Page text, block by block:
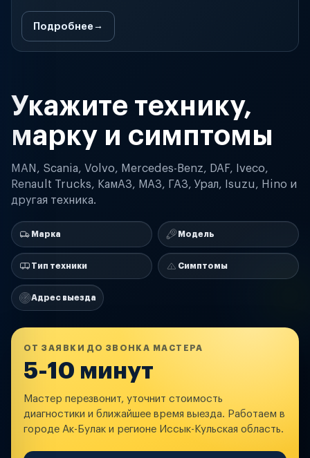
Подробнее
Укажите технику,
марку и симптомы
MAN, Scania, Volvo, Mercedes-Benz, DAF, Iveco,
Renault Trucks, КамАЗ, МАЗ, ГАЗ, Урал, Isuzu, Hino и
другая техника.
Марка Модель
Тип техники Симптомы
Адрес выезда
ОТ ЗАЯВКИ ДО ЗВОНКА МАСТЕРА
5-10 минут
Мастер перезвонит, уточнит стоимость
диагностики и ближайшее время выезда. Работаем в
городе Ак-Булак и регионе Иссык-Кульская область.